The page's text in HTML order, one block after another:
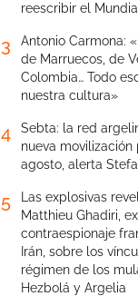
reescribir el
3
Antonio Carmona:
de Marruecos, de
Colombia… Todo
nuestra cultura»
4
Sebta: la red
nueva
agosto, alerta
5
Las explosivas
Matthieu Ghadiri,
contraespionaje
Irán, sobre los
régimen de los
Hezbolá y Argelia